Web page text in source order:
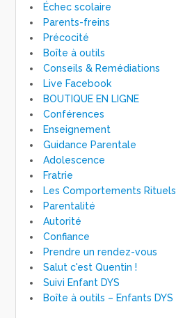
Échec scolaire
Parents-freins
Précocité
Boîte à outils
Conseils & Remédiations
Live Facebook
BOUTIQUE EN LIGNE
Conférences
Enseignement
Guidance Parentale
Adolescence
Fratrie
Les Comportements Rituels
Parentalité
Autorité
Confiance
Prendre un rendez-vous
Salut c'est Quentin !
Suivi Enfant DYS
Boîte à outils – Enfants DYS